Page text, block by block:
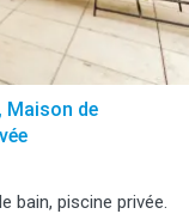
Maison de
bain, piscine privée.